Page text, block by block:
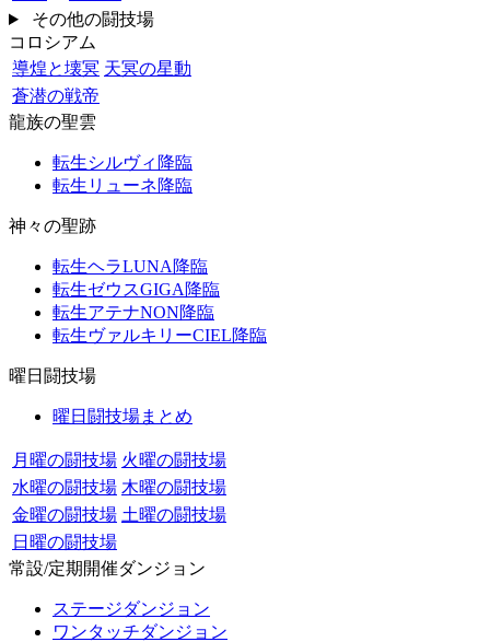
その他の闘技場
コロシアム
導煌と壊冥 天冥の星動
蒼潜の戦帝
龍族の聖雲
転生シルヴィ降臨
転生リューネ降臨
神々の聖跡
転生ヘラLUNA降臨
転生ゼウスGIGA降臨
転生アテナNON降臨
転生ヴァルキリーCIEL降臨
曜日闘技場
曜日闘技場まとめ
月曜の闘技場 火曜の闘技場
水曜の闘技場 木曜の闘技場
金曜の闘技場 土曜の闘技場
日曜の闘技場
常設/定期開催ダンジョン
ステージダンジョン
ワンタッチダンジョン